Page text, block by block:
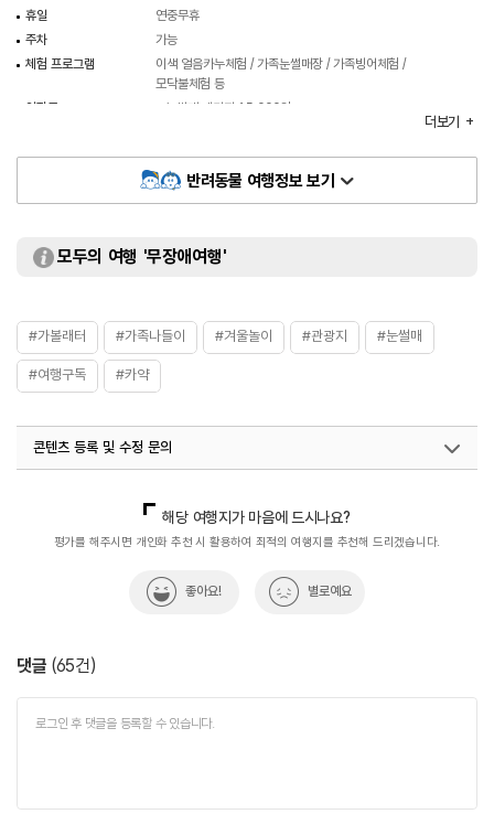
휴일
연중무휴
주차
가능
체험 프로그램
이색 얼음카누체험 / 가족눈썰매장 / 가족빙어체험 /
모닥불체험 등
입장료
- 눈썰매 패키지 15,000원
더보기
반려동물 여행정보 보기
모두의 여행 '무장애여행'
#가볼래터 #가족나들이 #겨울놀이 #관광지 #눈썰매
#여행구독 #카약
콘텐츠 등록 및 수정 문의
지역콘텐츠육성팀(반려동물동반여행)
02-7299-582
해당 여행지가 마음에 드시나요?
평가를 해주시면 개인화 추천 시 활용하여 최적의 여행지를 추천해 드리겠습니다.
좋아요! 별로예요
댓글 (65건)